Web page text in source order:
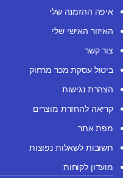
איפה ההזמנה שלי
האיזור האישי שלי
צור קשר
ביטול עסקת מכר מרחוק
הצהרת נגישות
קריאה להחזרת מוצרים
מפת אתר
תשובות לשאלות נפוצות
מועדון לקוחות